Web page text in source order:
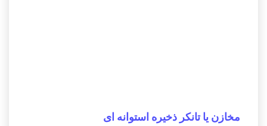
مخازن یا تانکر ذخیره استوانه ای